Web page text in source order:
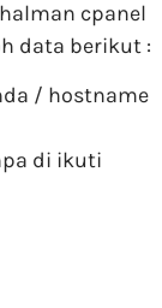
cpanel
data berikut :
/ hostname
di ikuti